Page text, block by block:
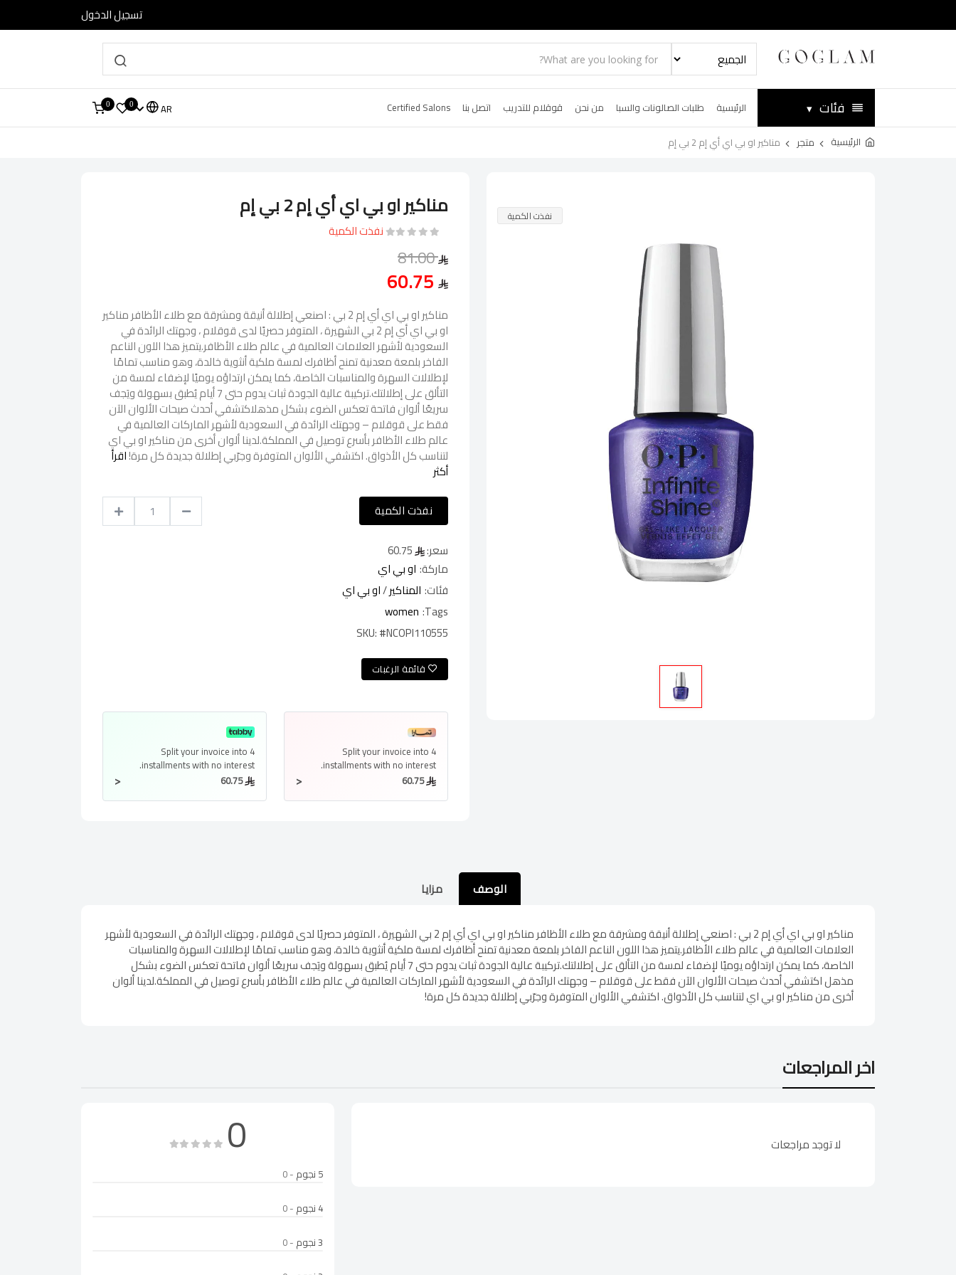
تسجيل الدخول
فئات ▾ الرئيسية طلبات الصالونات والسبا من نحن قوقلام للتدريب اتصل بنا Certified Salons
AR
0
0
الرئيسية متجر مناكير او بي اي أي إم 2 بي إم
نفذت الكمية مناكير او بي اي أي إم 2 بي إم
نفذت الكمية
81.00
مناكير او بي اي أي إم 2 بي : اصنعي إطلالة أنيقة ومشرقة مع طلاء الأظافر مناكير
او بي اي أي إم 2 بي الشهيرة ، المتوفر حصريًا لدى قوقلام ، وجهتك الرائدة في
السعودية لأشهر العلامات العالمية في عالم طلاء الأظافر.يتميز هذا اللون الناعم
الفاخر بلمعة معدنية تمنح أظافرك لمسة ملكية أنثوية خالدة، وهو مناسب تمامًا
لإطلالات السهرة والمناسبات الخاصة، كما يمكن ارتداؤه يوميًا لإضفاء لمسة من
التألق على إطلالتك.تركيبة عالية الجودة ثبات يدوم حتى 7 أيام يُطبق بسهولة ويَجف
سريعًا ألوان فاتحة تعكس الضوء بشكل مذهلاكتشفي أحدث صيحات الألوان الآن
فقط على قوقلام – وجهتك الرائدة في السعودية لأشهر الماركات العالمية في
عالم طلاء الأظافر بأسرع توصيل في المملكة.لدينا ألوان أخرى من مناكير او بي اي
لتناسب كل الأذواق. اكتشفي الألوان المتوفرة وجرّبي إطلالة جديدة كل مرة!اقرأ
أكثر
نفذت الكمية
سعر:
ماركة: او بي اي
فئات: المناكير/او بي اي
Tags:
women
SKU:#NCOPI110555
قائمة الرغبات
Split your invoice into 4
installmentswith no interest.
< 60.75
Split your invoice into 4
installmentswith no interest.
< 60.75
الوصف مزايا
مناكير او بي اي أي إم 2 بي : اصنعي إطلالة أنيقة ومشرقة مع طلاء الأظافر مناكير او بي اي أي إم 2 بي الشهيرة ، المتوفر حصريًا لدى قوقلام ، وجهتك الرائدة في السعودية لأشهر
العلامات العالمية في عالم طلاء الأظافر.يتميز هذا اللون الناعم الفاخر بلمعة معدنية تمنح أظافرك لمسة ملكية أنثوية خالدة، وهو مناسب تمامًا لإطلالات السهرة والمناسبات
الخاصة، كما يمكن ارتداؤه يوميًا لإضفاء لمسة من التألق على إطلالتك.تركيبة عالية الجودة ثبات يدوم حتى 7 أيام يُطبق بسهولة ويَجف سريعًا ألوان فاتحة تعكس الضوء بشكل
مذهل اكتشفي أحدث صيحات الألوان الآن فقط على قوقلام – وجهتك الرائدة في السعودية لأشهر الماركات العالمية في عالم طلاء الأظافر بأسرع توصيل في المملكة.لدينا ألوان
أخرى من مناكير او بي اي لتناسب كل الأذواق. اكتشفي الألوان المتوفرة وجرّبي إطلالة جديدة كل مرة!
اخر المراجعات
لا توجد مراجعات 0
5 نجوم
- 0
4 نجوم
- 0
3 نجوم
- 0